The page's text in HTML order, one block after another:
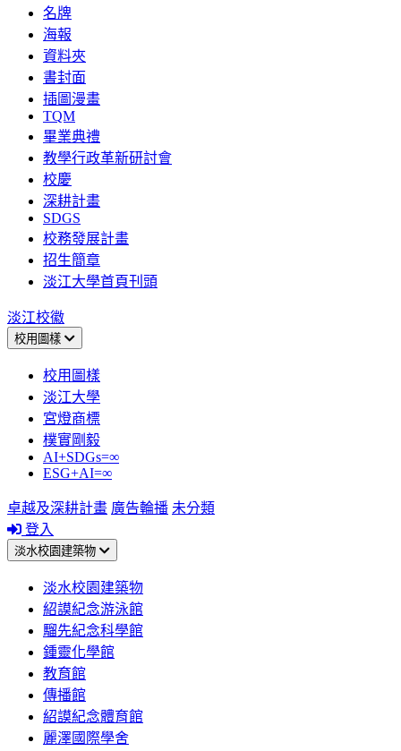
名牌
海報
資料夾
書封面
插圖漫畫
TQM
畢業典禮
教學行政革新研討會
校慶
深耕計畫
SDGS
校務發展計畫
招生簡章
淡江大學首頁刊頭
淡江校徽
校用圖樣
校用圖樣
淡江大學
宮燈商標
樸實剛毅
AI+SDGs=∞
ESG+AI=∞
卓越及深耕計畫 廣告輪播 未分類
登入
淡水校園建築物
淡水校園建築物
紹謨紀念游泳館
騮先紀念科學館
鍾靈化學館
教育館
傳播館
紹謨紀念體育館
麗澤國際學舍